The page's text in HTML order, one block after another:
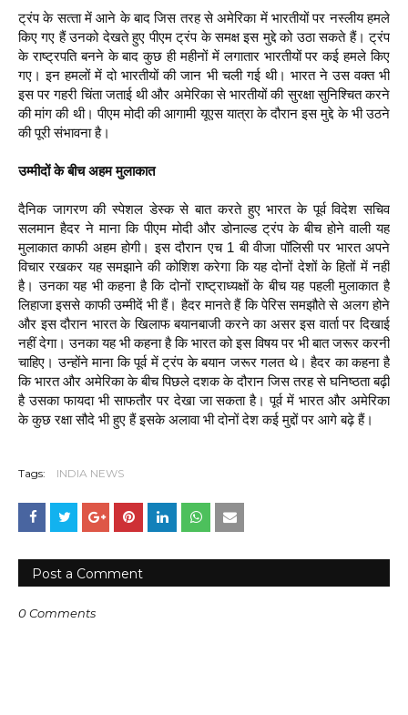
ट्रंप के सत्‍ता में आने के बाद जिस तरह से अमेरिका में भारतीयों पर नस्‍लीय हमले
किए गए हैं उनको देखते हुए पीएम ट्रंप के समक्ष इस मुद्दे को उठा सकते हैं। ट्रंप
के राष्‍ट्रपति बनने के बाद कुछ ही महीनों में लगातार भारतीयों पर कई हमले किए
गए। इन हमलों में दो भारतीयों की जान भी चली गई थी। भारत ने उस वक्‍त भी
इस पर गहरी चिंता जताई थी और अमेरिका से भारतीयों की सुरक्षा सुनिश्चित करने
की मांग की थी। पीएम मोदी की आगामी यूएस यात्रा के दौरान इस मुद्दे के भी उठने
की पूरी संभावना है।
उम्‍मीदों के बीच अहम मुलाकात
दैनिक जागरण की स्‍पेशल डेस्‍क से बात करते हुए भारत के पूर्व विदेश सचिव
सलमान हैदर ने माना कि पीएम मोदी और डोनाल्‍ड ट्रंप के बीच होने वाली यह
मुलाकात काफी अहम होगी। इस दौरान एच 1 बी वीजा पॉलिसी पर भारत अपने
विचार रखकर यह समझाने की कोशिश करेगा कि यह दोनों देशों के हितों में नहीं
है। उनका यह भी कहना है कि दोनों राष्‍ट्राध्‍यक्षों के बीच यह पहली मुलाकात है
लिहाजा इससे काफी उम्‍मीदें भी हैं। हैदर मानते हैं कि पेरिस समझौते से अलग होने
और इस दौरान भारत के खिलाफ बयानबाजी करने का असर इस वार्ता पर दिखाई
नहीं देगा। उनका यह भी कहना है कि भारत को इस विषय पर भी बात जरूर करनी
चाहिए। उन्‍होंने माना कि पूर्व में ट्रंप के बयान जरूर गलत थे। हैदर का कहना है
कि भारत और अमेरिका के बीच पिछले दशक के दौरान जिस तरह से घनिष्‍ठता बढ़ी
है उसका फायदा भी साफतौर पर देखा जा सकता है। पूर्व में भारत और अमेरिका
के कुछ रक्षा सौदे भी हुए हैं इसके अलावा भी दोनों देश कई मुद्दों पर आगे बढ़े हैं।
Tags: INDIA NEWS
Post a Comment
0 Comments